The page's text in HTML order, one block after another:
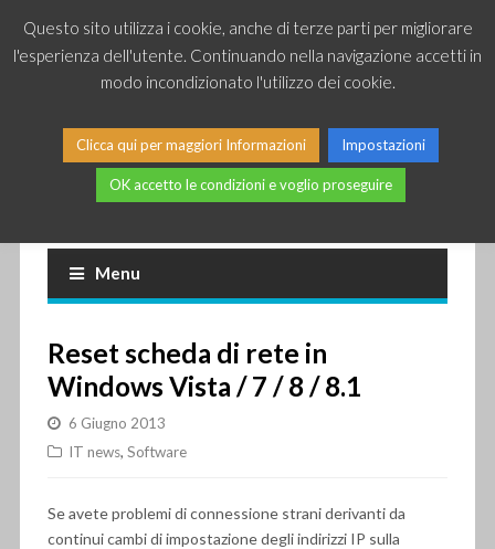
Piccole news dal mondo IT
Menu
Reset scheda di rete in
Windows Vista / 7 / 8 / 8.1
6 Giugno 2013
IT news, Software
Se avete problemi di connessione strani derivanti da
continui cambi di impostazione degli indirizzi IP sulla
Questo sito utilizza i cookie, anche di terze parti per migliorare
l'esperienza dell'utente. Continuando nella navigazione accetti in
modo incondizionato l'utilizzo dei cookie.
Clicca qui per maggiori Informazioni Impostazioni
OK accetto le condizioni e voglio proseguire